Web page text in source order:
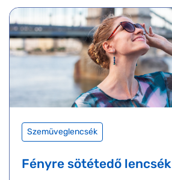
Szemüveglencsék
Fényre sötétedő lencsék